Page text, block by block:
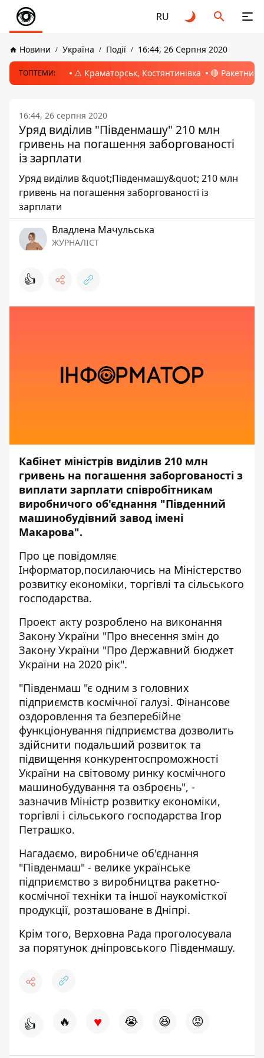
RU
Новини Україна Події 16:44, 26 Серпня 2020
ТОПТЕМИ: ⚠️ Краматорськ, Костянтинівка 🔴 Ракетний
16:44, 26 серпня 2020
Уряд виділив "Південмашу" 210 млн
гривень на погашення заборгованості
із зарплати
Уряд виділив &quot;Південмашу&quot; 210 млн
гривень на погашення заборгованості із
зарплати
Владлена Мачульська
ЖУРНАЛІСТ
👍
Кабінет міністрів виділив 210 млн
гривень на погашення заборгованості з
виплати зарплати співробітникам
виробничого об'єднання "Південний
машинобудівний завод імені
Макарова".
Про це повідомляє
Інформатор,посилаючись на Міністерство
розвитку економіки, торгівлі та сільського
господарства.
Проект акту розроблено на виконання
Закону України "Про внесення змін до
Закону України "Про Державний бюджет
України на 2020 рік".
"Південмаш "є одним з головних
підприємств космічної галузі. Фінансове
оздоровлення та безперебійне
функціонування підприємства дозволить
здійснити подальший розвиток та
підвищення конкурентоспроможності
України на світовому ринку космічного
машинобудування та озброєнь", -
зазначив Міністр розвитку економіки,
торгівлі і сільського господарства Ігор
Петрашко.
Нагадаємо, виробниче об'єднання
"Південмаш" - велике українське
підприємство з виробництва ракетно-
космічної техніки та іншої наукомісткої
продукції, розташоване в Дніпрі.
Крім того, Верховна Рада проголосувала
за порятунок дніпровського Південмашу.
👍 🔥 ♥ 😭 😆 😡